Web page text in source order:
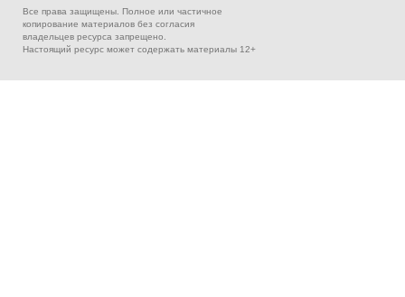
Все права защищены. Полное или частичное
копирование материалов без согласия
владельцев ресурса запрещено.
Настоящий ресурс может содержать материалы 12+